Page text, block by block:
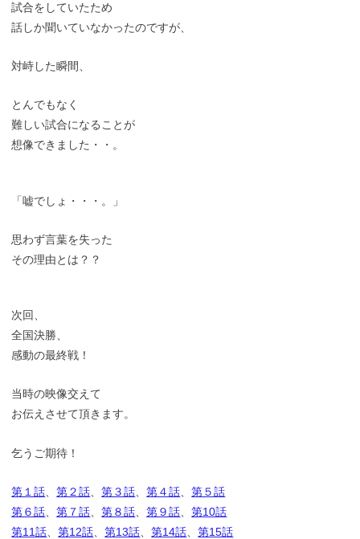
試合をしていたため
話しか聞いていなかったのですが、
対峙した瞬間、
とんでもなく
難しい試合になることが
想像できました・・。
「嘘でしょ・・・。」
思わず言葉を失った
その理由とは？？
次回、
全国決勝、
感動の最終戦！
当時の映像交えて
お伝えさせて頂きます。
乞うご期待！
第１話 、第２話 、第３話 、第４話 、第５話
第６話 、第７話 、第８話 、第９話 、第10話
第11話 、第12話 、第13話 、第14話 、第15話